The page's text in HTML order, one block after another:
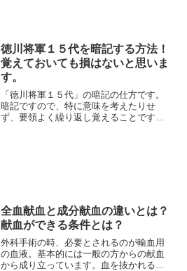
徳川将軍１５代を暗記する方法！
覚えておいても損はないと思いま
す。
「徳川将軍１５代」の暗記の仕方です。
暗記ですので、特に意味を考えたりせ
ず、要領よく繰り返し覚えることです。
全血献血と成分献血の違いとは？
献血ができる条件とは？
外科手術の時、必要とされるのが輸血用
の血液。基本的には一般の方からの献血
から成り立っています。血を抜かれるの